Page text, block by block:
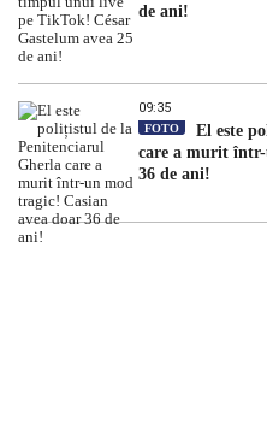
de ani!
09:35
FOTO
El este
care a murit într-
36 de ani!